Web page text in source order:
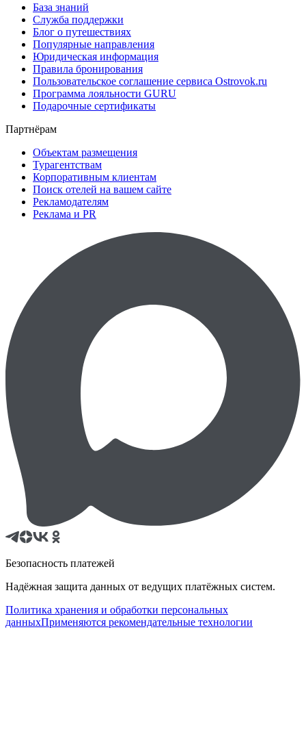
База знаний
Служба поддержки
Блог о путешествиях
Популярные направления
Юридическая информация
Правила бронирования
Пользовательское соглашение сервиса Ostrovok.ru
Программа лояльности GURU
Подарочные сертификаты
Партнёрам
Объектам размещения
Турагентствам
Корпоративным клиентам
Поиск отелей на вашем сайте
Рекламодателям
Реклама и PR
Безопасность платежей
Надёжная защита данных от ведущих платёжных систем.
Политика хранения и обработки персональных
данныхПрименяются рекомендательные технологии